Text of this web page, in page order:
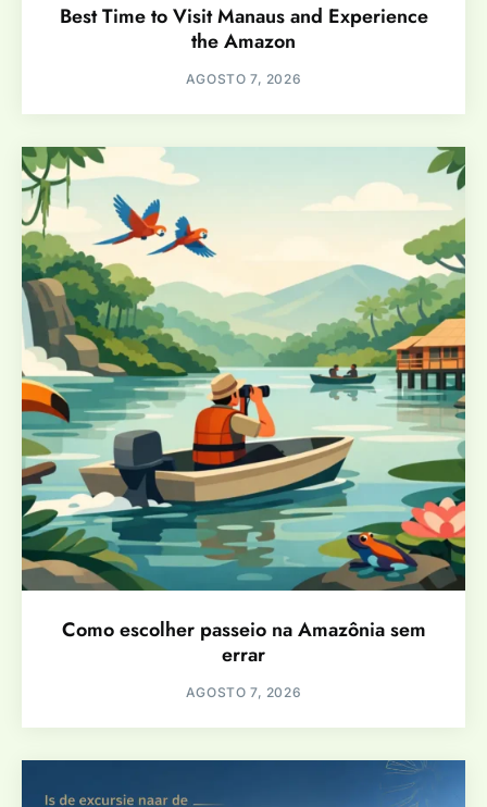
Best Time to Visit Manaus and Experience
the Amazon
AGOSTO 7, 2026
Como escolher passeio na Amazônia sem
errar
AGOSTO 7, 2026